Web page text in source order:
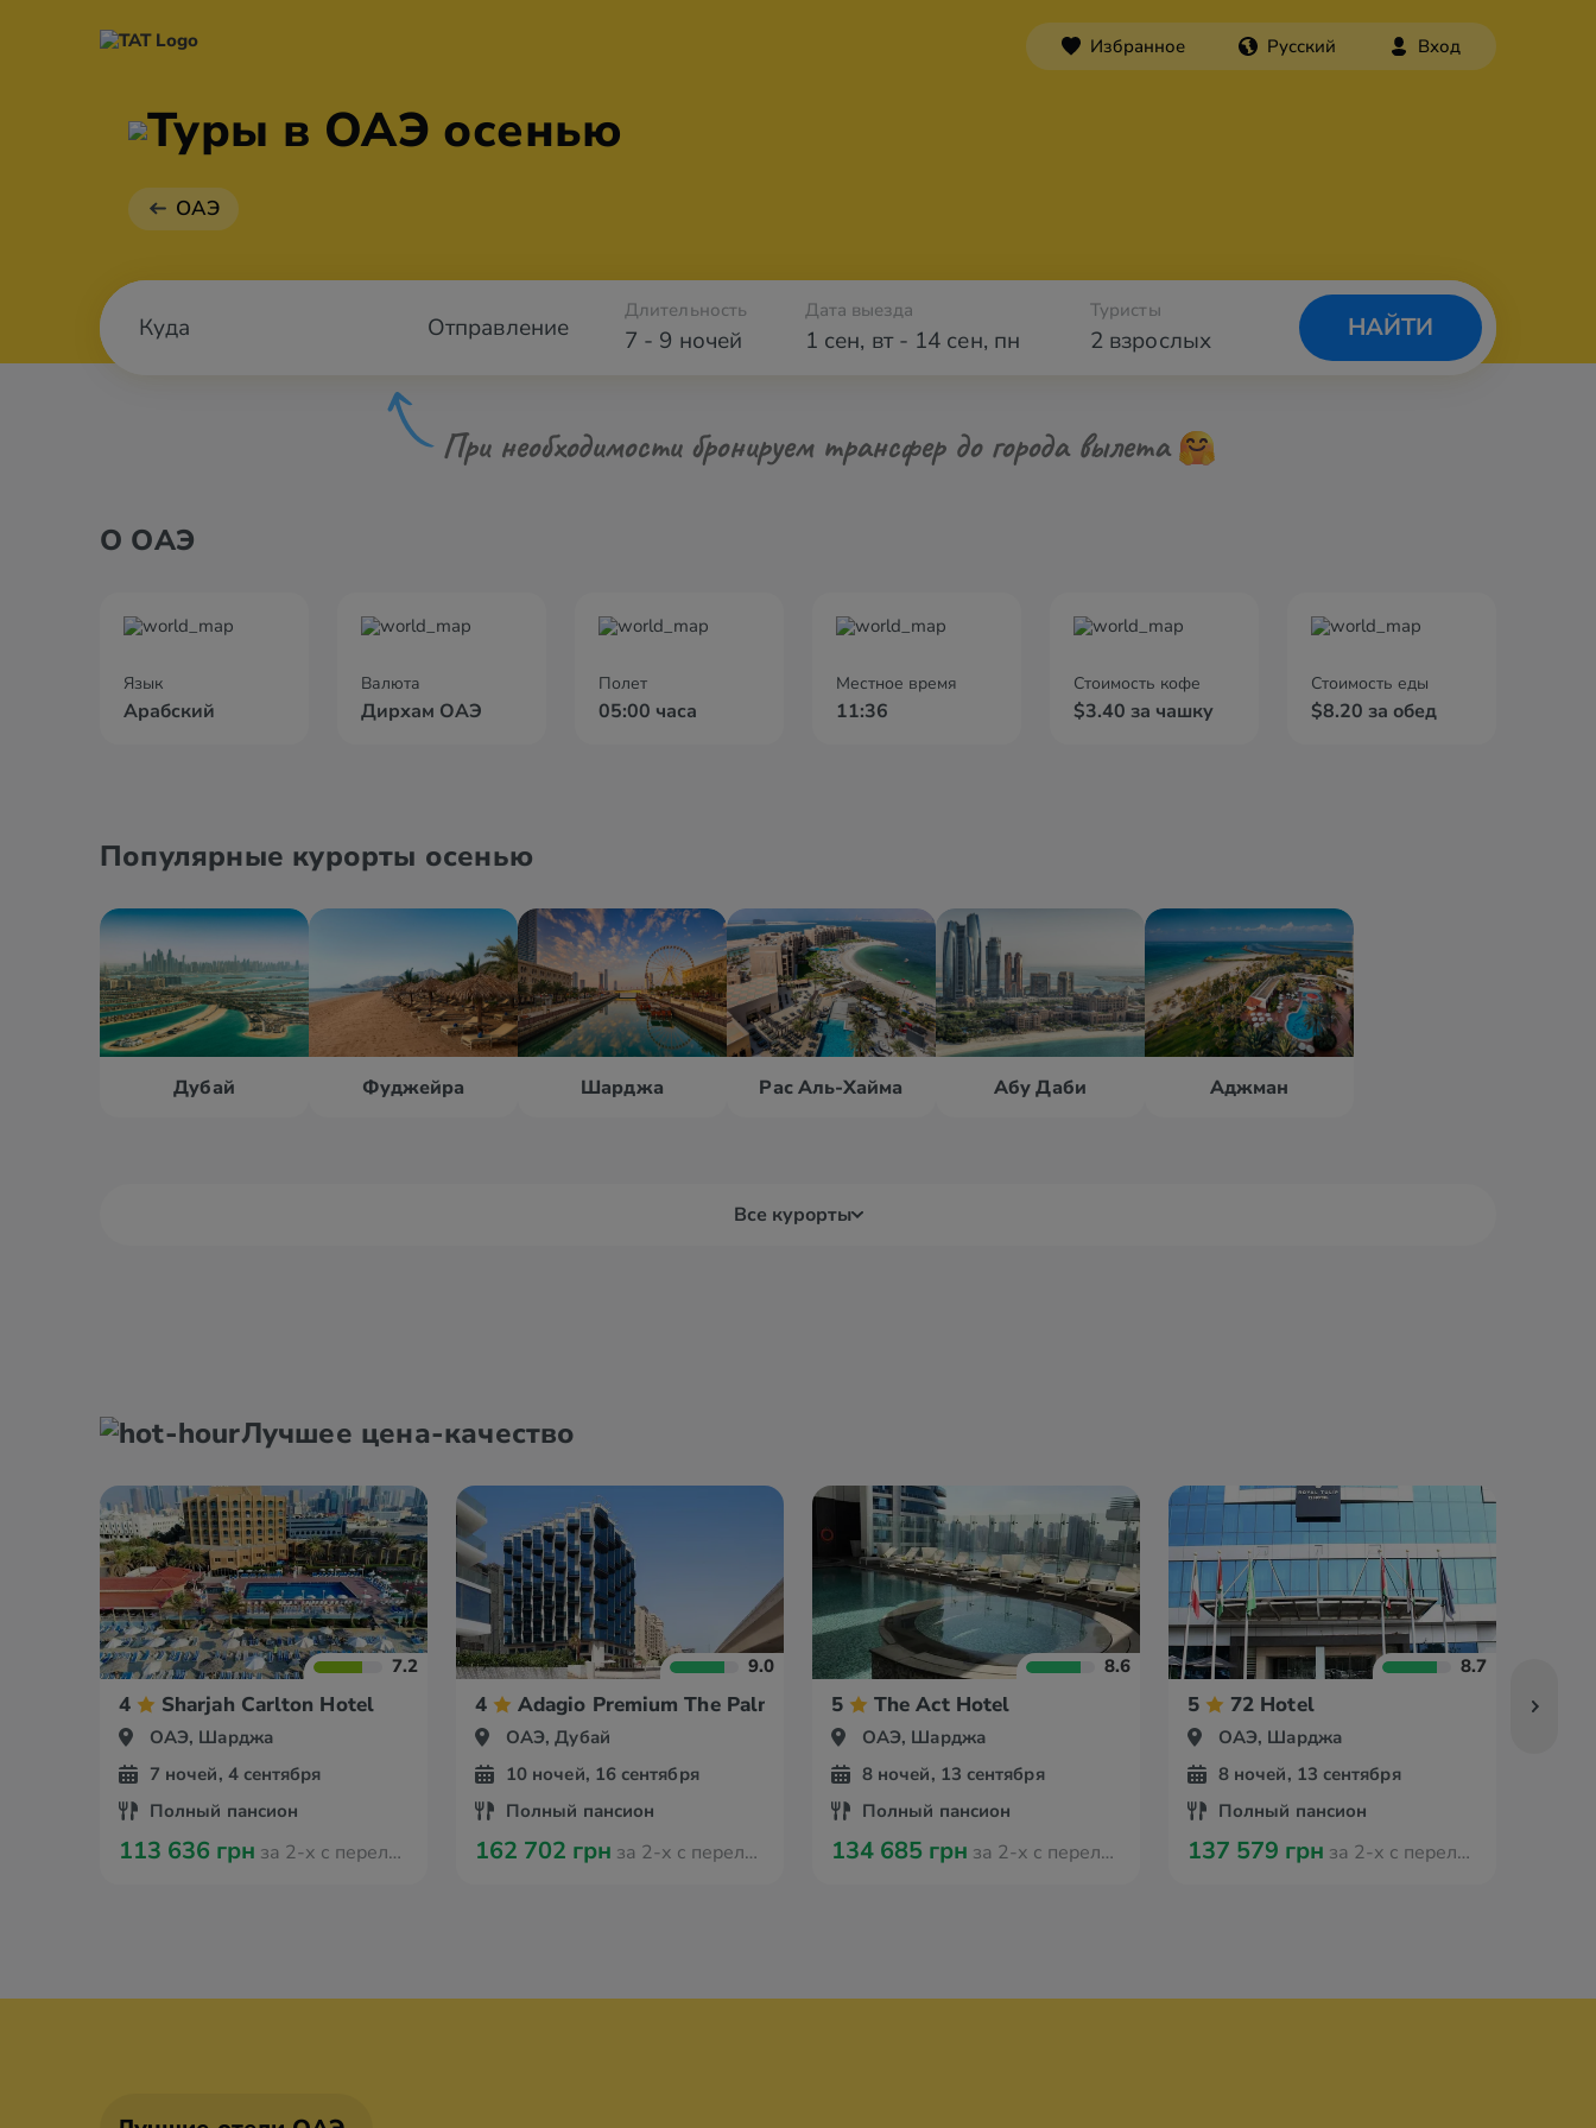
Избранное Русский Вход
Туры в ОАЭ осенью
ОАЭ
Отправление 7 - 9 ночей
Длительность Дата выезда
1 сен, вт- 14 сен, пн 2 взрослых
Туристы
НАЙТИ
При необходимости бронируем трансфер до города вылета
О ОАЭ
Язык
Арабский
Валюта
Дирхам ОАЭ
Полет
05:00 часа
Местное время
11:36
Стоимость кофе
$3.40 за чашку
Стоимость еды
$8.20 за обед
Популярные курорты осенью
Дубай Фуджейра Шарджа Рас Аль-Хайма Абу Даби Аджман
Все курорты
Лучшее цена-качество
7.2
4 Sharjah Carlton Hotel
ОАЭ, Шарджа
7 ночей, 4 сентября
Полный пансион
113 636 грн за 2-х с перелётом из Кишинева
9.0
4 Adagio Premium The Palm
ОАЭ, Дубай
10 ночей, 16 сентября
Полный пансион
162 702 грн за 2-х с перелётом из Кишинева
8.6
5 The Act Hotel
ОАЭ, Шарджа
8 ночей, 13 сентября
Полный пансион
134 685 грн за 2-х с перелётом из Кишинева
8.7
5 72 Hotel
ОАЭ, Шарджа
8 ночей, 13 сентября
Полный пансион
137 579 грн за 2-х с перелётом из Кишинева